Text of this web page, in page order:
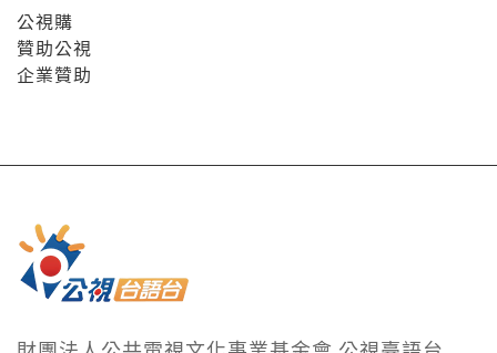
公視購
贊助公視
企業贊助